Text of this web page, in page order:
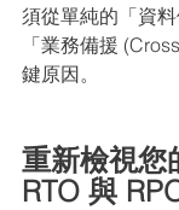
須從單純的「資
「業務備援
鍵原因。
重新檢視您
RTO 與